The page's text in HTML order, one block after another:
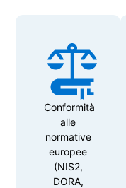
Conformità
alle
normative
europee
(NIS2,
DORA,